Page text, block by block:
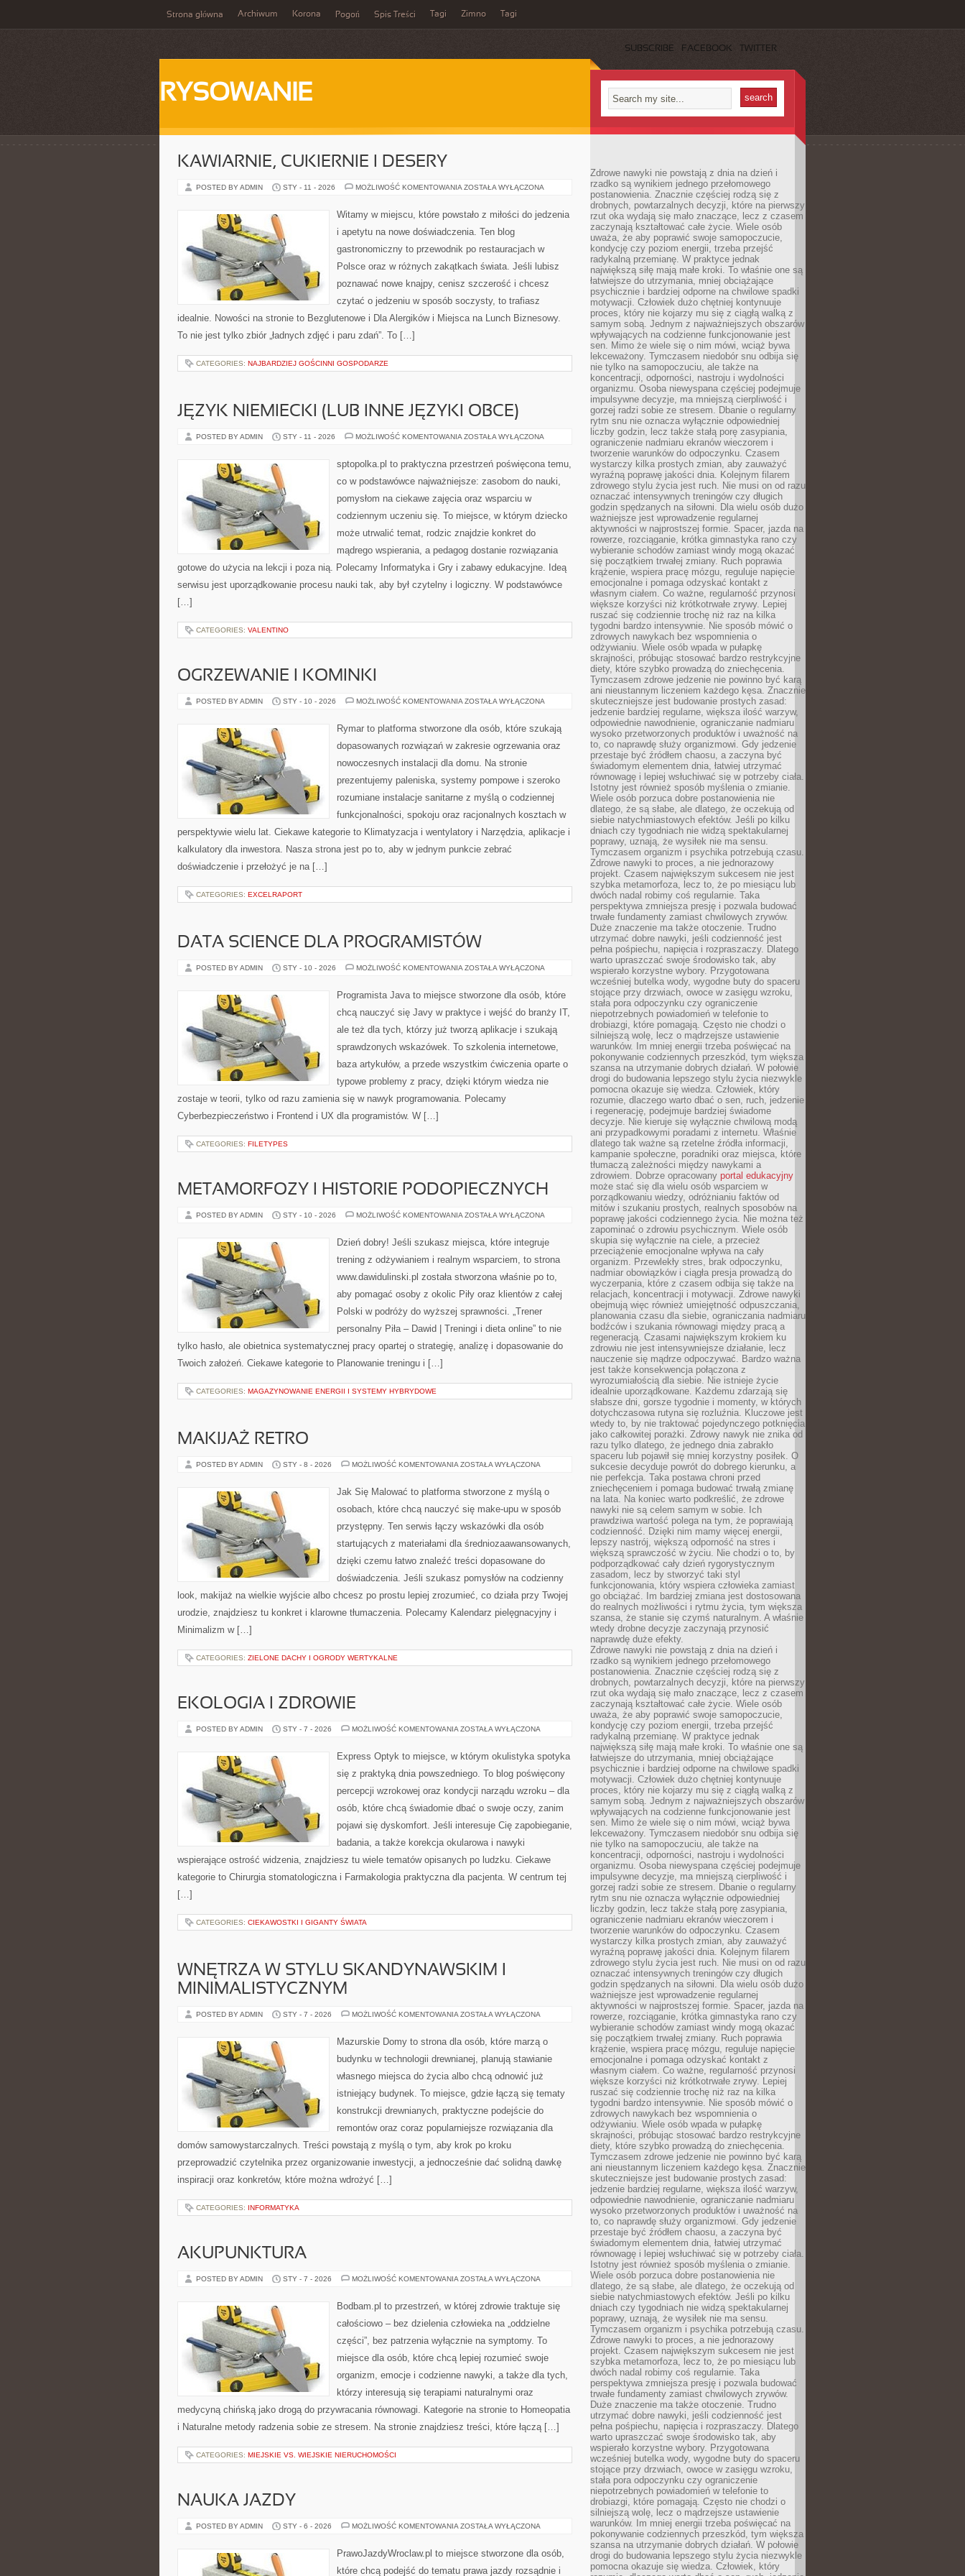
Strona główna Archiwum Korona Pogoń Spis Treści Tagi Zimno Tagi
SUBSCRIBE FACEBOOK TWITTER
RYSOWANIE
KAWIARNIE, CUKIERNIE I DESERY
POSTED BY ADMIN STY - 11 - 2026 MOŻLIWOŚĆ KOMENTOWANIA KAWIARNIE,
DESERY
ZOSTAŁA WYŁĄCZONA
Witamy w miejscu, które powstało z miłości do jedzenia
i apetytu na nowe doświadczenia. Ten blog
gastronomiczny to przewodnik po restauracjach w
Polsce oraz w różnych zakątkach świata. Jeśli lubisz
poznawać nowe knajpy, cenisz szczerość i chcesz
czytać o jedzeniu w sposób soczysty, to trafiasz
idealnie. Nowości na stronie to Bezglutenowe i Dla Alergików i Miejsca na Lunch Biznesowy.
To nie jest tylko zbiór „ładnych zdjęć i paru zdań”. To […]
CATEGORIES: NAJBARDZIEJ GOŚCINNI GOSPODARZE
JĘZYK NIEMIECKI (LUB INNE JĘZYKI OBCE)
POSTED BY ADMIN STY - 11 - 2026 MOŻLIWOŚĆ KOMENTOWANIA JĘZYK
INNE
JĘZYKI
ZOSTAŁA WYŁĄCZONA
sptopolka.pl to praktyczna przestrzeń poświęcona temu,
co w podstawówce najważniejsze: zasobom do nauki,
pomysłom na ciekawe zajęcia oraz wsparciu w
codziennym uczeniu się. To miejsce, w którym dziecko
może utrwalić temat, rodzic znajdzie konkret do
mądrego wspierania, a pedagog dostanie rozwiązania
gotowe do użycia na lekcji i poza nią. Polecamy Informatyka i Gry i zabawy edukacyjne. Ideą
serwisu jest uporządkowanie procesu nauki tak, aby był czytelny i logiczny. W podstawówce
[…]
CATEGORIES: VALENTINO
OGRZEWANIE I KOMINKI
POSTED BY ADMIN STY - 10 - 2026 MOŻLIWOŚĆ KOMENTOWANIA OGRZEWANIE
ZOSTAŁA WYŁĄCZONA
Rymar to platforma stworzone dla osób, które szukają
dopasowanych rozwiązań w zakresie ogrzewania oraz
nowoczesnych instalacji dla domu. Na stronie
prezentujemy paleniska, systemy pompowe i szeroko
rozumiane instalacje sanitarne z myślą o codziennej
funkcjonalności, spokoju oraz racjonalnych kosztach w
perspektywie wielu lat. Ciekawe kategorie to Klimatyzacja i wentylatory i Narzędzia, aplikacje i
kalkulatory dla inwestora. Nasza strona jest po to, aby w jednym punkcie zebrać
doświadczenie i przełożyć je na […]
CATEGORIES: EXCELRAPORT
DATA SCIENCE DLA PROGRAMISTÓW
POSTED BY ADMIN STY - 10 - 2026 MOŻLIWOŚĆ KOMENTOWANIA DATA
PROGRAMISTÓW
ZOSTAŁA WYŁĄCZONA
Programista Java to miejsce stworzone dla osób, które
chcą nauczyć się Javy w praktyce i wejść do branży IT,
ale też dla tych, którzy już tworzą aplikacje i szukają
sprawdzonych wskazówek. To szkolenia internetowe,
baza artykułów, a przede wszystkim ćwiczenia oparte o
typowe problemy z pracy, dzięki którym wiedza nie
zostaje w teorii, tylko od razu zamienia się w nawyk programowania. Polecamy
Cyberbezpieczeństwo i Frontend i UX dla programistów. W […]
CATEGORIES: FILETYPES
METAMORFOZY I HISTORIE PODOPIECZNYCH
POSTED BY ADMIN STY - 10 - 2026 MOŻLIWOŚĆ KOMENTOWANIA METAMORFOZY
PODOPIECZNYCH
ZOSTAŁA WYŁĄCZONA
Dzień dobry! Jeśli szukasz miejsca, które integruje
trening z odżywianiem i realnym wsparciem, to strona
www.dawidulinski.pl została stworzona właśnie po to,
aby pomagać osoby z okolic Piły oraz klientów z całej
Polski w podróży do wyższej sprawności. „Trener
personalny Piła – Dawid | Treningi i dieta online” to nie
tylko hasło, ale obietnica systematycznej pracy opartej o strategię, analizę i dopasowanie do
Twoich założeń. Ciekawe kategorie to Planowanie treningu i […]
CATEGORIES: MAGAZYNOWANIE ENERGII I SYSTEMY HYBRYDOWE
MAKIJAŻ RETRO
POSTED BY ADMIN STY - 8 - 2026 MOŻLIWOŚĆ KOMENTOWANIA MAKIJAŻ
ZOSTAŁA WYŁĄCZONA
Jak Się Malować to platforma stworzone z myślą o
osobach, które chcą nauczyć się make-upu w sposób
przystępny. Ten serwis łączy wskazówki dla osób
startujących z materiałami dla średniozaawansowanych,
dzięki czemu łatwo znaleźć treści dopasowane do
doświadczenia. Jeśli szukasz pomysłów na codzienny
look, makijaż na wielkie wyjście albo chcesz po prostu lepiej zrozumieć, co działa przy Twojej
urodzie, znajdziesz tu konkret i klarowne tłumaczenia. Polecamy Kalendarz pielęgnacyjny i
Minimalizm w […]
CATEGORIES: ZIELONE DACHY I OGRODY WERTYKALNE
EKOLOGIA I ZDROWIE
POSTED BY ADMIN STY - 7 - 2026 MOŻLIWOŚĆ KOMENTOWANIA EKOLOGIA
ZOSTAŁA WYŁĄCZONA
Express Optyk to miejsce, w którym okulistyka spotyka
się z praktyką dnia powszedniego. To blog poświęcony
percepcji wzrokowej oraz kondycji narządu wzroku – dla
osób, które chcą świadomie dbać o swoje oczy, zanim
pojawi się dyskomfort. Jeśli interesuje Cię zapobieganie,
badania, a także korekcja okularowa i nawyki
wspierające ostrość widzenia, znajdziesz tu wiele tematów opisanych po ludzku. Ciekawe
kategorie to Chirurgia stomatologiczna i Farmakologia praktyczna dla pacjenta. W centrum tej
[…]
CATEGORIES: CIEKAWOSTKI I GIGANTY ŚWIATA
WNĘTRZA W STYLU SKANDYNAWSKIM I
MINIMALISTYCZNYM
POSTED BY ADMIN STY - 7 - 2026 MOŻLIWOŚĆ KOMENTOWANIA WNĘTRZA
SKANDYNAWSKIM
I
ZOSTAŁA WYŁĄCZONA
Mazurskie Domy to strona dla osób, które marzą o
budynku w technologii drewnianej, planują stawianie
własnego miejsca do życia albo chcą odnowić już
istniejący budynek. To miejsce, gdzie łączą się tematy
konstrukcji drewnianych, praktyczne podejście do
remontów oraz coraz popularniejsze rozwiązania dla
domów samowystarczalnych. Treści powstają z myślą o tym, aby krok po kroku
przeprowadzić czytelnika przez organizowanie inwestycji, a jednocześnie dać solidną dawkę
inspiracji oraz konkretów, które można wdrożyć […]
CATEGORIES: INFORMATYKA
AKUPUNKTURA
POSTED BY ADMIN STY - 7 - 2026 MOŻLIWOŚĆ KOMENTOWANIA AKUPUNKTURA
ZOSTAŁA WYŁĄCZONA
Bodbam.pl to przestrzeń, w której zdrowie traktuje się
całościowo – bez dzielenia człowieka na „oddzielne
części”, bez patrzenia wyłącznie na symptomy. To
miejsce dla osób, które chcą lepiej rozumieć swoje
organizm, emocje i codzienne nawyki, a także dla tych,
którzy interesują się terapiami naturalnymi oraz
medycyną chińską jako drogą do przywracania równowagi. Kategorie na stronie to Homeopatia
i Naturalne metody radzenia sobie ze stresem. Na stronie znajdziesz treści, które łączą […]
CATEGORIES: MIEJSKIE VS. WIEJSKIE NIERUCHOMOŚCI
NAUKA JAZDY
POSTED BY ADMIN STY - 6 - 2026 MOŻLIWOŚĆ KOMENTOWANIA NAUKA
ZOSTAŁA WYŁĄCZONA
PrawoJazdyWroclaw.pl to miejsce stworzone dla osób,
które chcą podejść do tematu prawa jazdy rozsądnie i
Zdrowe nawyki nie powstają z dnia na dzień i
rzadko są wynikiem jednego przełomowego
postanowienia. Znacznie częściej rodzą się z
drobnych, powtarzalnych decyzji, które na pierwszy
rzut oka wydają się mało znaczące, lecz z czasem
zaczynają kształtować całe życie. Wiele osób
uważa, że aby poprawić swoje samopoczucie,
kondycję czy poziom energii, trzeba przejść
radykalną przemianę. W praktyce jednak
największą siłę mają małe kroki. To właśnie one są
łatwiejsze do utrzymania, mniej obciążające
psychicznie i bardziej odporne na chwilowe spadki
motywacji. Człowiek dużo chętniej kontynuuje
proces, który nie kojarzy mu się z ciągłą walką z
samym sobą. Jednym z najważniejszych obszarów
wpływających na codzienne funkcjonowanie jest
sen. Mimo że wiele się o nim mówi, wciąż bywa
lekceważony. Tymczasem niedobór snu odbija się
nie tylko na samopoczuciu, ale także na
koncentracji, odporności, nastroju i wydolności
organizmu. Osoba niewyspana częściej podejmuje
impulsywne decyzje, ma mniejszą cierpliwość i
gorzej radzi sobie ze stresem. Dbanie o regularny
rytm snu nie oznacza wyłącznie odpowiedniej
liczby godzin, lecz także stałą porę zasypiania,
ograniczenie nadmiaru ekranów wieczorem i
tworzenie warunków do odpoczynku. Czasem
wystarczy kilka prostych zmian, aby zauważyć
wyraźną poprawę jakości dnia. Kolejnym filarem
zdrowego stylu życia jest ruch. Nie musi on od razu
oznaczać intensywnych treningów czy długich
godzin spędzanych na siłowni. Dla wielu osób dużo
ważniejsze jest wprowadzenie regularnej
aktywności w najprostszej formie. Spacer, jazda na
rowerze, rozciąganie, krótka gimnastyka rano czy
wybieranie schodów zamiast windy mogą okazać
się początkiem trwałej zmiany. Ruch poprawia
krążenie, wspiera pracę mózgu, reguluje napięcie
emocjonalne i pomaga odzyskać kontakt z
własnym ciałem. Co ważne, regularność przynosi
większe korzyści niż krótkotrwałe zrywy. Lepiej
ruszać się codziennie trochę niż raz na kilka
tygodni bardzo intensywnie. Nie sposób mówić o
zdrowych nawykach bez wspomnienia o
odżywianiu. Wiele osób wpada w pułapkę
skrajności, próbując stosować bardzo restrykcyjne
diety, które szybko prowadzą do zniechęcenia.
Tymczasem zdrowe jedzenie nie powinno być karą
ani nieustannym liczeniem każdego kęsa. Znacznie
skuteczniejsze jest budowanie prostych zasad:
jedzenie bardziej regularne, większa ilość warzyw,
odpowiednie nawodnienie, ograniczanie nadmiaru
wysoko przetworzonych produktów i uważność na
to, co naprawdę służy organizmowi. Gdy jedzenie
przestaje być źródłem chaosu, a zaczyna być
świadomym elementem dnia, łatwiej utrzymać
równowagę i lepiej wsłuchiwać się w potrzeby ciała.
Istotny jest również sposób myślenia o zmianie.
Wiele osób porzuca dobre postanowienia nie
dlatego, że są słabe, ale dlatego, że oczekują od
siebie natychmiastowych efektów. Jeśli po kilku
dniach czy tygodniach nie widzą spektakularnej
poprawy, uznają, że wysiłek nie ma sensu.
Tymczasem organizm i psychika potrzebują czasu.
Zdrowe nawyki to proces, a nie jednorazowy
projekt. Czasem największym sukcesem nie jest
szybka metamorfoza, lecz to, że po miesiącu lub
dwóch nadal robimy coś regularnie. Taka
perspektywa zmniejsza presję i pozwala budować
trwałe fundamenty zamiast chwilowych zrywów.
Duże znaczenie ma także otoczenie. Trudno
utrzymać dobre nawyki, jeśli codzienność jest
pełna pośpiechu, napięcia i rozpraszaczy. Dlatego
warto upraszczać swoje środowisko tak, aby
wspierało korzystne wybory. Przygotowana
wcześniej butelka wody, wygodne buty do spaceru
stojące przy drzwiach, owoce w zasięgu wzroku,
stała pora odpoczynku czy ograniczenie
niepotrzebnych powiadomień w telefonie to
drobiazgi, które pomagają. Często nie chodzi o
silniejszą wolę, lecz o mądrzejsze ustawienie
warunków. Im mniej energii trzeba poświęcać na
pokonywanie codziennych przeszkód, tym większa
szansa na utrzymanie dobrych działań. W połowie
drogi do budowania lepszego stylu życia niezwykle
pomocna okazuje się wiedza. Człowiek, który
rozumie, dlaczego warto dbać o sen, ruch, jedzenie
i regenerację, podejmuje bardziej świadome
decyzje. Nie kieruje się wyłącznie chwilową modą
ani przypadkowymi poradami z internetu. Właśnie
dlatego tak ważne są rzetelne źródła informacji,
kampanie społeczne, poradniki oraz miejsca, które
tłumaczą zależności między nawykami a
zdrowiem. Dobrze opracowany portal edukacyjny
może stać się dla wielu osób wsparciem w
porządkowaniu wiedzy, odróżnianiu faktów od
mitów i szukaniu prostych, realnych sposobów na
poprawę jakości codziennego życia. Nie można też
zapominać o zdrowiu psychicznym. Wiele osób
skupia się wyłącznie na ciele, a przecież
przeciążenie emocjonalne wpływa na cały
organizm. Przewlekły stres, brak odpoczynku,
nadmiar obowiązków i ciągła presja prowadzą do
wyczerpania, które z czasem odbija się także na
relacjach, koncentracji i motywacji. Zdrowe nawyki
obejmują więc również umiejętność odpuszczania,
planowania czasu dla siebie, ograniczania nadmiaru
bodźców i szukania równowagi między pracą a
regeneracją. Czasami największym krokiem ku
zdrowiu nie jest intensywniejsze działanie, lecz
nauczenie się mądrze odpoczywać. Bardzo ważna
jest także konsekwencja połączona z
wyrozumiałością dla siebie. Nie istnieje życie
idealnie uporządkowane. Każdemu zdarzają się
słabsze dni, gorsze tygodnie i momenty, w których
dotychczasowa rutyna się rozluźnia. Kluczowe jest
wtedy to, by nie traktować pojedynczego potknięcia
jako całkowitej porażki. Zdrowy nawyk nie znika od
razu tylko dlatego, że jednego dnia zabrakło
spaceru lub pojawił się mniej korzystny posiłek. O
sukcesie decyduje powrót do dobrego kierunku, a
nie perfekcja. Taka postawa chroni przed
zniechęceniem i pomaga budować trwałą zmianę
na lata. Na koniec warto podkreślić, że zdrowe
nawyki nie są celem samym w sobie. Ich
prawdziwa wartość polega na tym, że poprawiają
codzienność. Dzięki nim mamy więcej energii,
lepszy nastrój, większą odporność na stres i
większą sprawczość w życiu. Nie chodzi o to, by
podporządkować cały dzień rygorystycznym
zasadom, lecz by stworzyć taki styl
funkcjonowania, który wspiera człowieka zamiast
go obciążać. Im bardziej zmiana jest dostosowana
do realnych możliwości i rytmu życia, tym większa
szansa, że stanie się czymś naturalnym. A właśnie
wtedy drobne decyzje zaczynają przynosić
naprawdę duże efekty.
Zdrowe nawyki nie powstają z dnia na dzień i
rzadko są wynikiem jednego przełomowego
postanowienia. Znacznie częściej rodzą się z
drobnych, powtarzalnych decyzji, które na pierwszy
rzut oka wydają się mało znaczące, lecz z czasem
zaczynają kształtować całe życie. Wiele osób
uważa, że aby poprawić swoje samopoczucie,
kondycję czy poziom energii, trzeba przejść
radykalną przemianę. W praktyce jednak
największą siłę mają małe kroki. To właśnie one są
łatwiejsze do utrzymania, mniej obciążające
psychicznie i bardziej odporne na chwilowe spadki
motywacji. Człowiek dużo chętniej kontynuuje
proces, który nie kojarzy mu się z ciągłą walką z
samym sobą. Jednym z najważniejszych obszarów
wpływających na codzienne funkcjonowanie jest
sen. Mimo że wiele się o nim mówi, wciąż bywa
lekceważony. Tymczasem niedobór snu odbija się
nie tylko na samopoczuciu, ale także na
koncentracji, odporności, nastroju i wydolności
organizmu. Osoba niewyspana częściej podejmuje
impulsywne decyzje, ma mniejszą cierpliwość i
gorzej radzi sobie ze stresem. Dbanie o regularny
rytm snu nie oznacza wyłącznie odpowiedniej
liczby godzin, lecz także stałą porę zasypiania,
ograniczenie nadmiaru ekranów wieczorem i
tworzenie warunków do odpoczynku. Czasem
wystarczy kilka prostych zmian, aby zauważyć
wyraźną poprawę jakości dnia. Kolejnym filarem
zdrowego stylu życia jest ruch. Nie musi on od razu
oznaczać intensywnych treningów czy długich
godzin spędzanych na siłowni. Dla wielu osób dużo
ważniejsze jest wprowadzenie regularnej
aktywności w najprostszej formie. Spacer, jazda na
rowerze, rozciąganie, krótka gimnastyka rano czy
wybieranie schodów zamiast windy mogą okazać
się początkiem trwałej zmiany. Ruch poprawia
krążenie, wspiera pracę mózgu, reguluje napięcie
emocjonalne i pomaga odzyskać kontakt z
własnym ciałem. Co ważne, regularność przynosi
większe korzyści niż krótkotrwałe zrywy. Lepiej
ruszać się codziennie trochę niż raz na kilka
tygodni bardzo intensywnie. Nie sposób mówić o
zdrowych nawykach bez wspomnienia o
odżywianiu. Wiele osób wpada w pułapkę
skrajności, próbując stosować bardzo restrykcyjne
diety, które szybko prowadzą do zniechęcenia.
Tymczasem zdrowe jedzenie nie powinno być karą
ani nieustannym liczeniem każdego kęsa. Znacznie
skuteczniejsze jest budowanie prostych zasad:
jedzenie bardziej regularne, większa ilość warzyw,
odpowiednie nawodnienie, ograniczanie nadmiaru
wysoko przetworzonych produktów i uważność na
to, co naprawdę służy organizmowi. Gdy jedzenie
przestaje być źródłem chaosu, a zaczyna być
świadomym elementem dnia, łatwiej utrzymać
równowagę i lepiej wsłuchiwać się w potrzeby ciała.
Istotny jest również sposób myślenia o zmianie.
Wiele osób porzuca dobre postanowienia nie
dlatego, że są słabe, ale dlatego, że oczekują od
siebie natychmiastowych efektów. Jeśli po kilku
dniach czy tygodniach nie widzą spektakularnej
poprawy, uznają, że wysiłek nie ma sensu.
Tymczasem organizm i psychika potrzebują czasu.
Zdrowe nawyki to proces, a nie jednorazowy
projekt. Czasem największym sukcesem nie jest
szybka metamorfoza, lecz to, że po miesiącu lub
dwóch nadal robimy coś regularnie. Taka
perspektywa zmniejsza presję i pozwala budować
trwałe fundamenty zamiast chwilowych zrywów.
Duże znaczenie ma także otoczenie. Trudno
utrzymać dobre nawyki, jeśli codzienność jest
pełna pośpiechu, napięcia i rozpraszaczy. Dlatego
warto upraszczać swoje środowisko tak, aby
wspierało korzystne wybory. Przygotowana
wcześniej butelka wody, wygodne buty do spaceru
stojące przy drzwiach, owoce w zasięgu wzroku,
stała pora odpoczynku czy ograniczenie
niepotrzebnych powiadomień w telefonie to
drobiazgi, które pomagają. Często nie chodzi o
silniejszą wolę, lecz o mądrzejsze ustawienie
warunków. Im mniej energii trzeba poświęcać na
pokonywanie codziennych przeszkód, tym większa
szansa na utrzymanie dobrych działań. W połowie
drogi do budowania lepszego stylu życia niezwykle
pomocna okazuje się wiedza. Człowiek, który